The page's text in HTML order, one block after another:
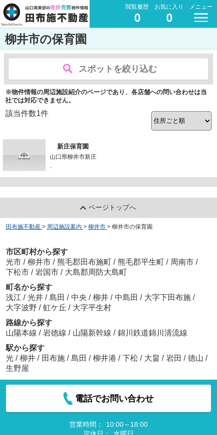
閲覧履歴
0
お気に入り
0
メニュー
柳井市の保育園
スポットを絞り込む
※物件情報の周辺施設紹介のページであり、各店舗への問い合わせは当
社では対応できません。
該当件数1件
新庄保育園
山口県柳井市新庄
-
ページトップへ
田布施不動産 > 周辺施設案内 > 柳井市 > 柳井市の保育園
市区町村から探す
光市 / 柳井市 / 熊毛郡田布施町 / 熊毛郡平生町 / 周南市 /
下松市 / 岩国市 / 大島郡周防大島町
町名から探す
浅江 / 光井 / 島田 / 中央 / 柳井 / 中島田 / 大字下田布施 /
大字波野 / 虹ケ丘 / 大字平生村
路線から探す
山陽本線 / 岩徳線 / 山陽新幹線 / 錦川鉄道錦川清流線
駅から探す
光 / 柳井 / 田布施 / 島田 / 柳井港 / 下松 / 大畠 / 岩田 / 徳山 /
生野屋
電話でお問い合わせ
営業時間：
10:00～18:00
定休日：
水曜日